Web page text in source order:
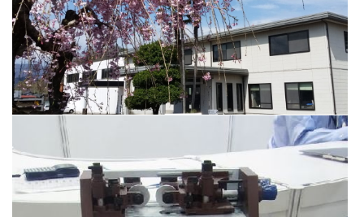
MF-Tokyo2015出展の様子
（2015年7月）
春のニッセー本社